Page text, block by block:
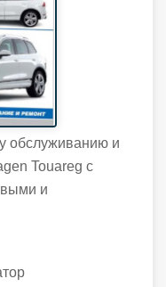
обслуживанию и
Touareg с
и